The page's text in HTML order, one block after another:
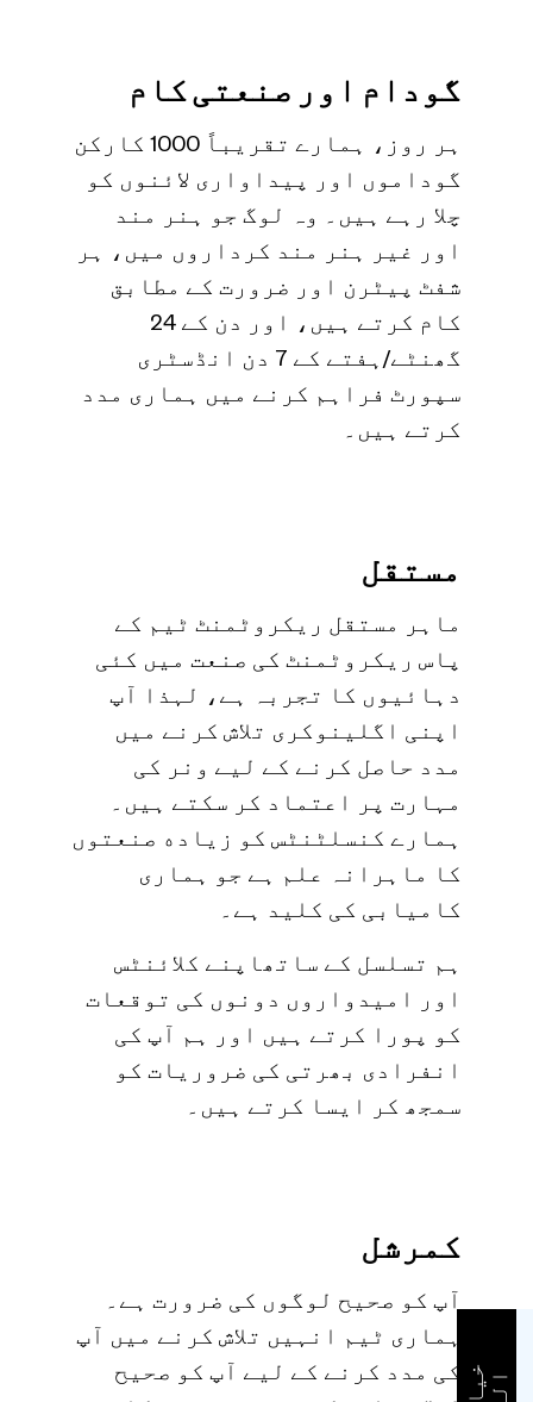
گودام اور صنعتی کام
ہر روز، ہمارے تقریباً 1000 کارکن
گوداموں اور پیداواری لائنوں کو
چلا رہے ہیں۔ وہ لوگ جو ہنر مند
اور غیر ہنر مند کرداروں میں، ہر
شفٹ پیٹرن اور ضرورت کے مطابق
کام کرتے ہیں، اور دن کے 24
گھنٹے/ہفتے کے 7 دن انڈسٹری
سپورٹ فراہم کرنے میں ہماری مدد
کرتے ہیں۔
مستقل
ماہر مستقل ریکروٹمنٹ ٹیم کے
پاس ریکروٹمنٹ کی صنعت میں کئی
دہائیوں کا تجربہ ہے، لہذا آپ
اپنی اگلینوکری تلاش کرنے میں
مدد حاصل کرنے کے لیے ونر کی
مہارت پر اعتماد کر سکتے ہیں۔
ہمارے کنسلٹنٹس کو زیاده صنعتوں
کا ماہرانہ علم ہے جو ہماری
کامیابی کی کلید ہے۔
ہم تسلسل کے ساتھاپنے کلائنٹس
اور امیدواروں دونوں کی توقعات
کو پورا کرتے ہیں اور ہم آپ کی
انفرادی بھرتی کی ضروریات کو
سمجھ کر ایسا کرتے ہیں۔
کمرشل
آپ کو صحیح لوگوں کی ضرورت ہے۔
ہماری ٹیم انہیں تلاش کرنے میں آپ
کی مدد کرنے کے لیے آپ کو صحیح